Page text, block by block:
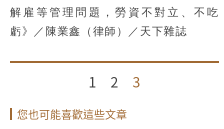
解雇等管理問題，勞資不對立、不吃
虧》／陳業鑫（律師）／天下雜誌
1 2 3
您也可能喜歡這些文章